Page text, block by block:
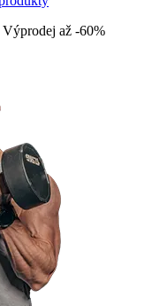
Výprodej až -60%